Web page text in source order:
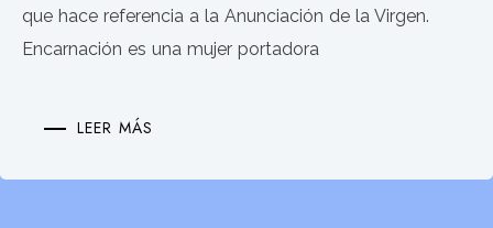
que hace referencia a la Anunciación de la Virgen.
Encarnación es una mujer portadora
LEER MÁS